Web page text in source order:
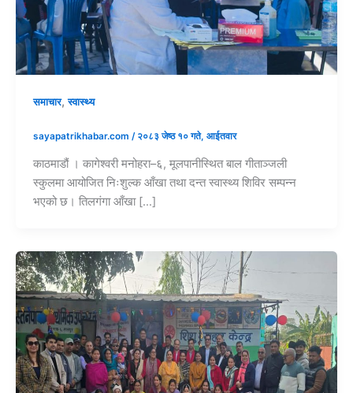
समाचार,स्वास्थ्य
sayapatrikhabar.com / २०८३ जेष्ठ १० गते, आईतवार
काठमाडौं । कागेश्वरी मनोहरा–६, मूलपानीस्थित बाल गीताञ्जली
स्कुलमा आयोजित निःशुल्क आँखा तथा दन्त स्वास्थ्य शिविर सम्पन्न
भएको छ। तिलगंगा आँखा […]